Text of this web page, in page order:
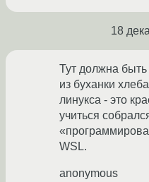
18
Тут должна быть
из буханки
линукса - это
учиться
WSL.
anonymous